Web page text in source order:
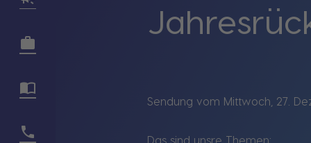
Sendung vom Mittwoch, 27.
Das sind unsre Themen: